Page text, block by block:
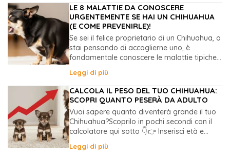
LE 8 MALATTIE DA CONOSCERE
URGENTEMENTE SE HAI UN CHIHUAHUA
(E COME PREVENIRLE)!
Se sei il felice proprietario di un Chihuahua, o
stai pensando di accoglierne uno, è
fondamentale conoscere le malattie tipiche...
Leggi di più
CALCOLA IL PESO DEL TUO CHIHUAHUA:
SCOPRI QUANTO PESERÀ DA ADULTO
Vuoi sapere quanto diventerà grande il tuo
Chihuahua?Scoprilo in pochi secondi con il
calcolatore qui sotto 👇👉 Inserisci età e...
Leggi di più